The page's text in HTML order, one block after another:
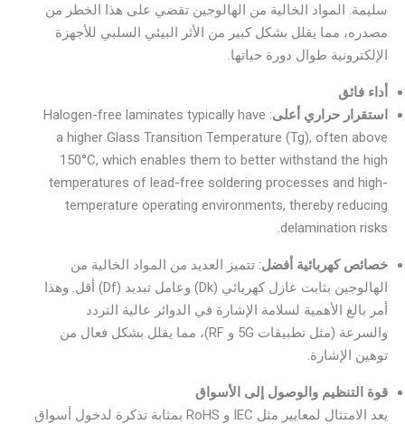
سليمة. المواد الخالية من الهالوجين تقضي على هذا الخطر من
مصدره، مما يقلل بشكل كبير من الأثر البيئي السلبي للأجهزة
الإلكترونية طوال دورة حياتها.
أداء فائق
استقرار حراري أعلى : Halogen-free laminates typically have
a higher Glass Transition Temperature (Tg), often above
150°C, which enables them to better withstand the high
temperatures of lead-free soldering processes and high-
temperature operating environments, thereby reducing
delamination risks.
خصائص كهربائية أفضل: تتميز العديد من المواد الخالية من
الهالوجين بثابت عازل كهربائي (Dk) وعامل تبديد (Df) أقل. وهذا
أمر بالغ الأهمية لسلامة الإشارة في الدوائر عالية التردد
والسرعة (مثل تطبيقات 5G و RF)، مما يقلل بشكل فعال من
توهين الإشارة.
قوة التنظيم والوصول إلى الأسواق
يعد الامتثال لمعايير مثل IEC و RoHS بمثابة تذكرة لدخول أسواق